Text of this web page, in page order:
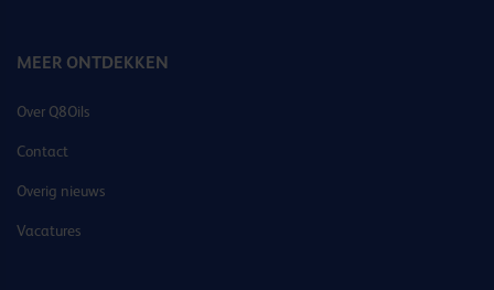
MEER ONTDEKKEN
Over Q8Oils
Contact
Overig nieuws
Vacatures